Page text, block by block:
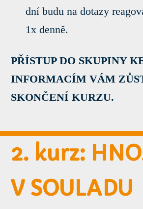
dní budu na dotazy
1x denně.
PŘÍSTUP DO SKUPINY
INFORMACÍM VÁM
SKONČENÍ KURZU.
2. kurz:
V SOULADU